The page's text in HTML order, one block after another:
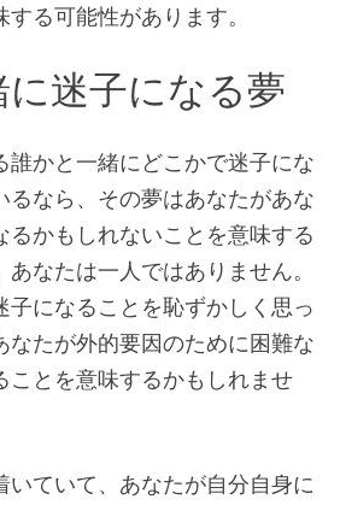
る可能性があります。
迷子になる夢
誰かと一緒にどこかで迷子にな
るなら、その夢はあなたがあな
るかもしれないことを意味する
なたは一人ではありません。
子になることを恥ずかしく思っ
なたが外的要因のために困難な
ことを意味するかもしれませ
いていて、あなたが自分自身に